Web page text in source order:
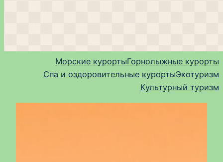
Морские курортыГорнолыжные курорты
Спа и оздоровительные курортыЭкотуризм
Культурный туризм